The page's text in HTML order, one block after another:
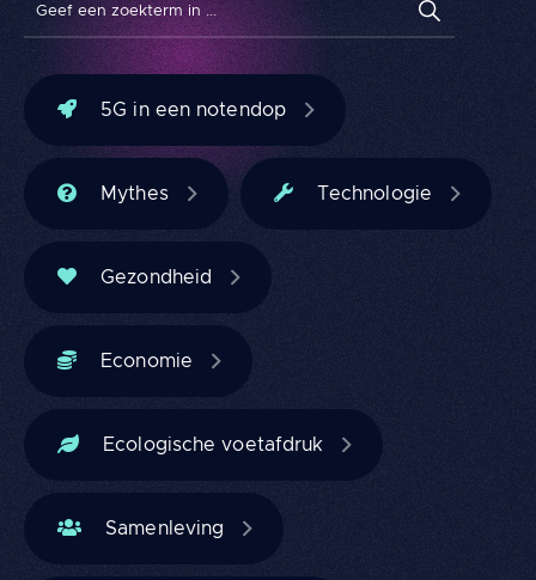
FR NL Zoeken
5G in een notendop
Mythes Technologie
Gezondheid
Economie
Ecologische voetafdruk
Samenleving